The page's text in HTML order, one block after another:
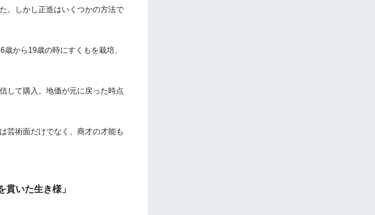
。しかし正造はいくつかの方法で
から19歳の時にすくもを栽培、
して購入。地価が元に戻った時点
芸術面だけでなく、商才の才能も
いた生き様」